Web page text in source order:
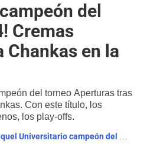
del
Cremas
Chankas en la
del torneo Aperturas tras
Con este título, los
los play-offs.
¿Qué jugadores siguen de aquel Universitario campeón del Torneo Apertura 2020?